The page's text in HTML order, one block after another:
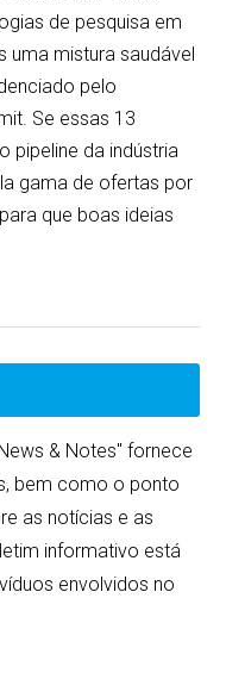
de pesquisa em
uma mistura saudável
pelo
Se essas 13
pipeline da indústria
gama de ofertas por
que boas ideias
& Notes" fornece
bem como o ponto
as notícias e as
informativo está
envolvidos no